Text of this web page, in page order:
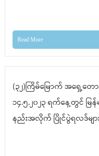
Read More
(၃၂)ကြိမ်မြောက် အရှေ့တေ
၁၄.၅.၂၀၂၃ ရက်နေ့တွင် မြ
နည်းအလိုက် ပြိုင်ပွဲရလဒ်မျာ